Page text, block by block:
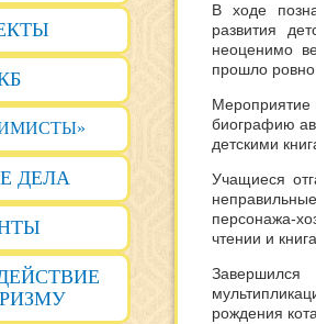
ДЕЛА
В ходе
развития
неоценимо
прошло ровно
Мероприятие
биографию
детскими
Учащиеся
персонажа-
чтении и
Завершился
рождения